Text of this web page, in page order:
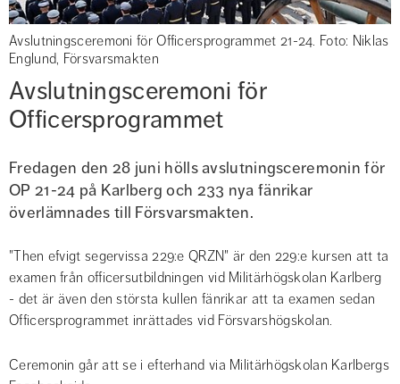
Avslutningsceremoni för Officersprogrammet 21-24. Foto: Niklas
Englund, Försvarsmakten
Avslutningsceremoni för
Officersprogrammet
Fredagen den 28 juni hölls avslutningsceremonin för
OP 21-24 på Karlberg och 233 nya fänrikar
överlämnades till Försvarsmakten.
"Then efvigt segervissa 229:e QRZN" är den 229:e kursen att ta
examen från officersutbildningen vid Militärhögskolan Karlberg
- det är även den största kullen fänrikar att ta examen sedan
Officersprogrammet inrättades vid Försvarshögskolan.
Ceremonin går att se i efterhand via Militärhögskolan Karlbergs